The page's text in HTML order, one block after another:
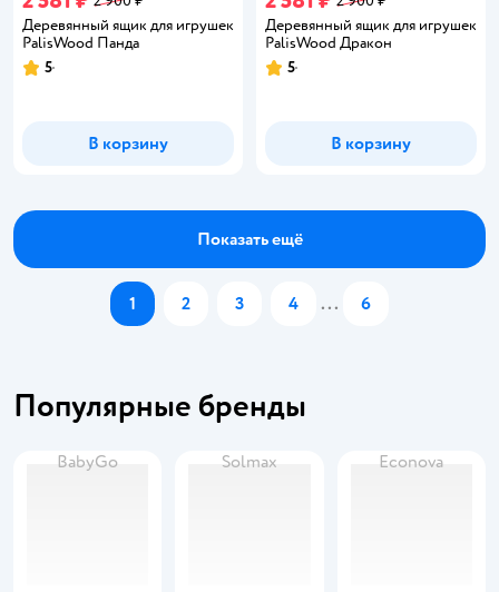
Деревянный ящик для игрушек
PalisWood Панда
Рейтинг:
5
В корзину
Деревянный ящик для игрушек
PalisWood Дракон
Рейтинг:
5
В корзину
Показать ещё
1 2 3 4 ... 6
Популярные бренды
BabyGo Solmax Econova